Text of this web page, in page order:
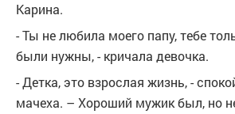
Карина.
- Ты не любила моего папу, тебе
были нужны, - кричала девочка.
- Детка, это взрослая жизнь, -
мачеха. – Хороший мужик был, но